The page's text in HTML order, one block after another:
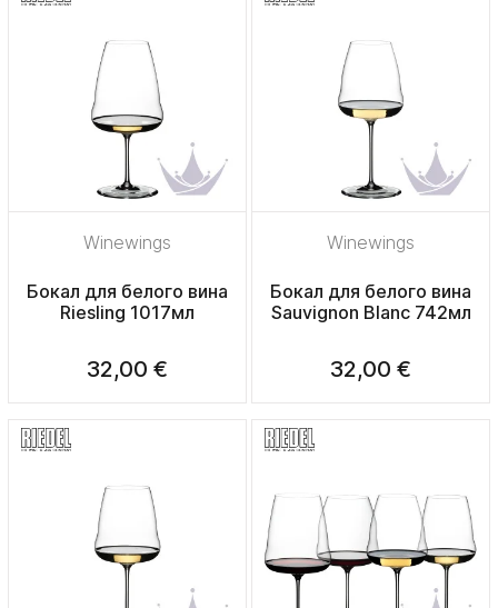
Winewings
Бокал для белого вина
Riesling 1017мл
32,00 €
Winewings
Бокал для белого вина
Sauvignon Blanc 742мл
32,00 €